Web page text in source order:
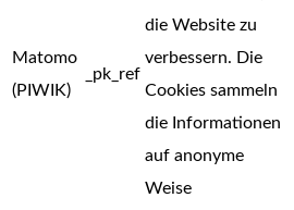
Matomo
(PIWIK)
_pk_ref
die Website zu
verbessern. Die
Cookies sammeln
die Informationen
auf anonyme
Weise